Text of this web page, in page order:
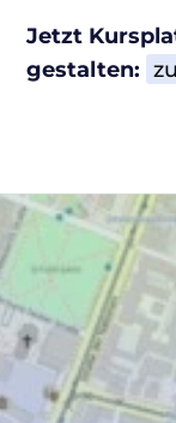
Jetzt
gestalten: